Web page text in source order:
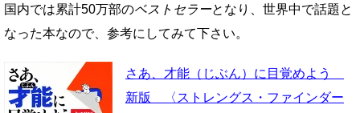
国内では累計50万部のベストセラーとなり、世界中で話題と
なった本なので、参考にしてみて下さい。
さあ、才能（じぶん）に目覚めよう
新版 〈ストレングス・ファインダー